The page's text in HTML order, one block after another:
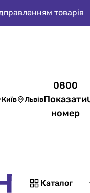
товарів
Київ Львів
0800
Показати
номер
Каталог